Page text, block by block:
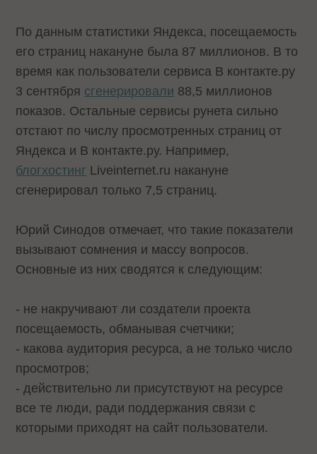
По данным статистики Яндекса, посещаемость
его страниц накануне была 87 миллионов. В то
время как пользователи сервиса В контакте.ру
3 сентября сгенерировали 88,5 миллионов
показов. Остальные сервисы рунета сильно
отстают по числу просмотренных страниц от
Яндекса и В контакте.ру. Например,
блогхостинг Liveinternet.ru накануне
сгенерировал только 7,5 страниц.
Юрий Синодов отмечает, что такие показатели
вызывают сомнения и массу вопросов.
Основные из них сводятся к следующим:
- не накручивают ли создатели проекта
посещаемость, обманывая счетчики;
- какова аудитория ресурса, а не только число
просмотров;
- действительно ли присутствуют на ресурсе
все те люди, ради поддержания связи с
которыми приходят на сайт пользователи.